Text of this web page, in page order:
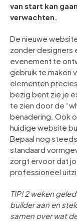
van start kan
verwachten.
De nieuwe
zonder designers
evenement te
gebruik te maken
elementen
bezig bent zie je
te zien door de
benadering. Ook
huidige website
Bepaal nog
standaard
zorgt ervoor dat
professioneel
TIP! 2 weken
builder aan en
samen over wat